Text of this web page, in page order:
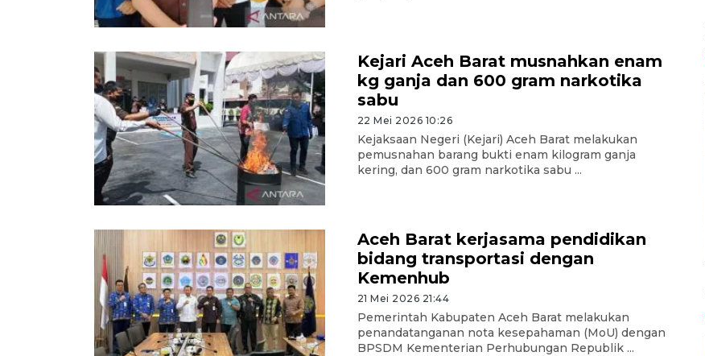
Kejari Aceh Barat musnahkan enam
kg ganja dan 600 gram narkotika
sabu
22 Mei 2026 10:26
Kejaksaan Negeri (Kejari) Aceh Barat melakukan
pemusnahan barang bukti enam kilogram ganja
kering, dan 600 gram narkotika sabu ...
Aceh Barat kerjasama pendidikan
bidang transportasi dengan
Kemenhub
21 Mei 2026 21:44
Pemerintah Kabupaten Aceh Barat melakukan
penandatanganan nota kesepahaman (MoU) dengan
BPSDM Kementerian Perhubungan Republik ...
2 Juni 2026 10:33